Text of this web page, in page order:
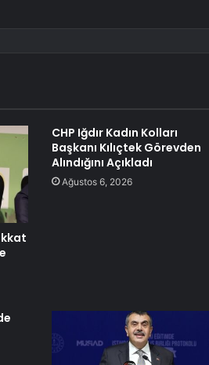
CHP Iğdır Kadın Kolları
Başkanı Kılıçtek Görevden
Alındığını Açıkladı
Ağustos 6, 2026